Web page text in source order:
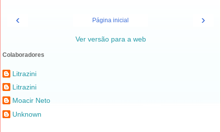
‹ ›
Página inicial
Ver versão para a web
Colaboradores
Litrazini
Litrazini
Moacir Neto
Unknown